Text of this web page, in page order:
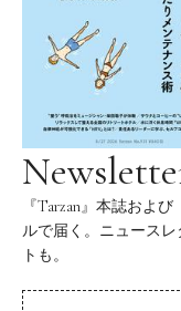
『Tarzan』本誌およ
ルで届く。ニュース
トも。